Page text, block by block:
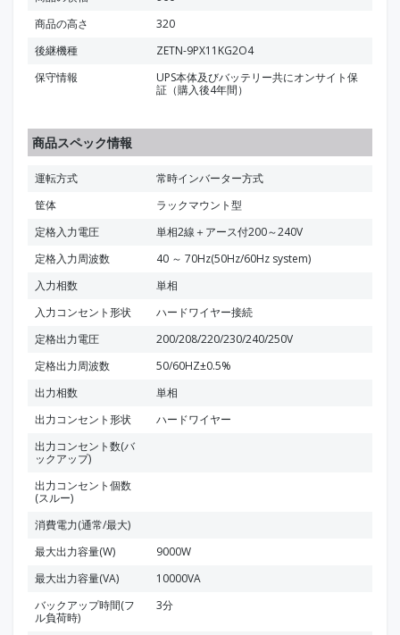
商品の高さ
320
後継機種
ZETN-9PX11KG2O4
保守情報
UPS本体及びバッテリー共にオンサイト保
証（購入後4年間）
商品スペック情報
運転方式
常時インバーター方式
筐体
ラックマウント型
定格入力電圧
単相2線＋アース付200～240V
定格入力周波数
40 ～ 70Hz(50Hz/60Hz system)
入力相数
単相
入力コンセント形状
ハードワイヤー接続
定格出力電圧
200/208/220/230/240/250V
定格出力周波数
50/60HZ±0.5%
出力相数
単相
出力コンセント形状
ハードワイヤー
出力コンセント数(バ
ックアップ)
出力コンセント個数
(スルー)
消費電力(通常/最大)
最大出力容量(W)
9000W
最大出力容量(VA)
10000VA
バックアップ時間(フ
ル負荷時)
3分